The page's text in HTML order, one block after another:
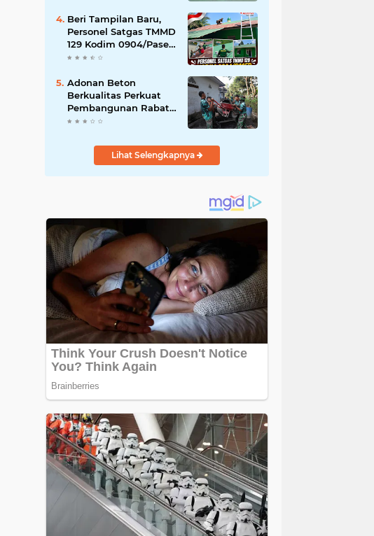
Beri Tampilan Baru,
Personel Satgas TMMD
129 Kodim 0904/Paser
Cat Atap Rumah
Adonan Beton
Berkualitas Perkuat
Pembangunan Rabat
Jalan TMMD ke-129 di
Lihat Selengkapnya